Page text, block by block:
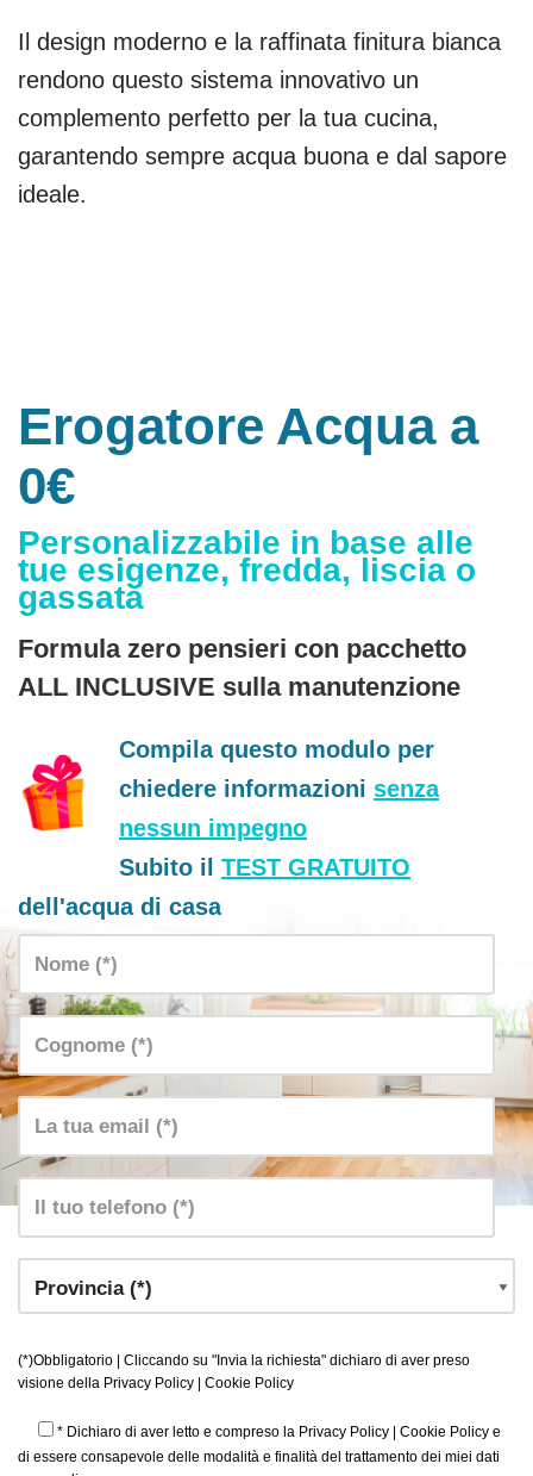
Il design moderno e la raffinata finitura bianca
rendono questo sistema innovativo un
complemento perfetto per la tua cucina,
garantendo sempre acqua buona e dal sapore
ideale.
Erogatore Acqua a
0€
Personalizzabile in base alle
tue esigenze, fredda, liscia o
gassata
Formula zero pensieri con pacchetto
ALL INCLUSIVE sulla manutenzione
Compila questo modulo per
chiedere informazioni senza
nessun impegno
Subito il TEST GRATUITO
dell'acqua di casa
(*)Obbligatorio | Cliccando su "Invia la richiesta" dichiaro di aver preso
visione della Privacy Policy Cookie Policy
* Dichiaro di aver letto e compreso la Privacy Policy Cookie Policy e
di essere consapevole delle modalità e finalità del trattamento dei miei dati